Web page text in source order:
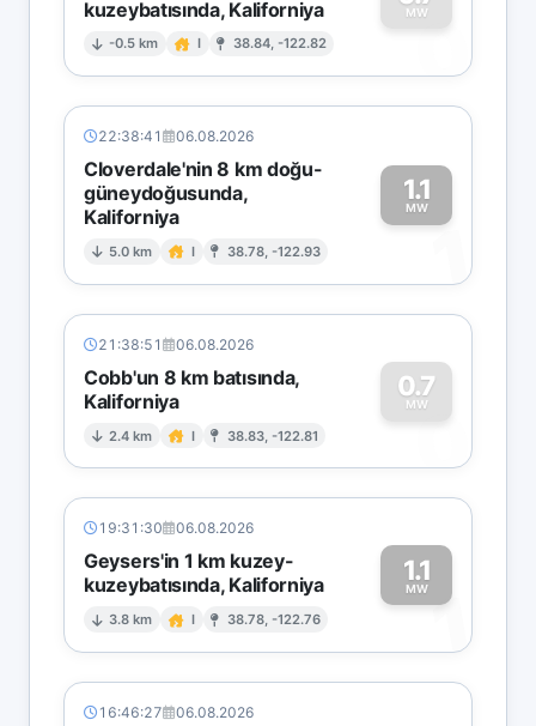
kuzeybatısında, Kaliforniya
-0.5 km I 38.84, -122.82
MW
0
22:38:41 06.08.2026
Cloverdale'nin 8 km doğu-
güneydoğusunda,
Kaliforniya
5.0 km I 38.78, -122.93
1.1
MW
1
21:38:51 06.08.2026
Cobb'un 8 km batısında,
Kaliforniya
2.4 km I 38.83, -122.81
0.7
MW
0
19:31:30 06.08.2026
Geysers'in 1 km kuzey-
kuzeybatısında, Kaliforniya
3.8 km I 38.78, -122.76
1.1
MW1
16:46:27 06.08.2026